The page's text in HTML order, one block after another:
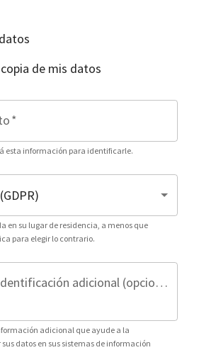
de mis datos
*
esta información para identificarle.
en su lugar de residencia, a menos que
para elegir lo contrario.
Información de identificación adicional (opcional)
adicional que ayude a la
datos en sus sistemas de información